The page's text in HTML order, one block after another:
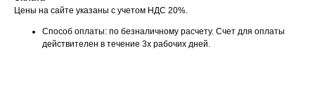
Цены на сайте указаны с учетом НДС 20%.
Способ оплаты: по безналичному расчету. Счет для оплаты
действителен в течение 3х рабочих дней.